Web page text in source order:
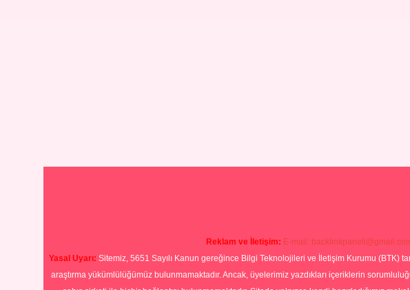
Reklam ve İletişim: E-mail:
Yasal Uyarı: Sitemiz, 5651 Sayılı Kanun gereğince Bilgi Teknolojileri ve İletişim Kurumu (BTK)
araştırma yükümlülüğümüz bulunmamaktadır. Ancak, üyelerimiz yazdıkları içeriklerin